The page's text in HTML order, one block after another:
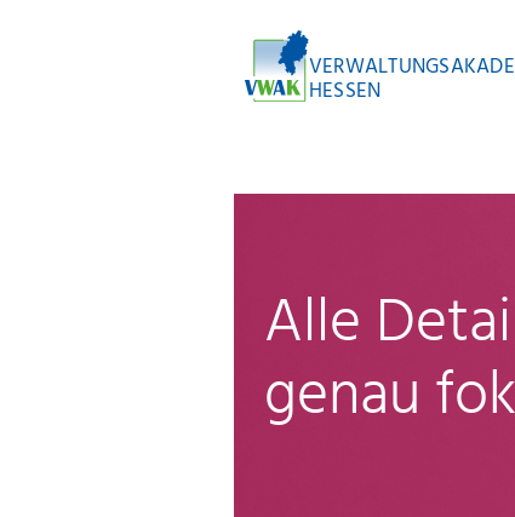
HESSEN
Alle
genau